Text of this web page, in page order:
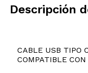
Descripción
CABLE USB TIPO
COMPATIBLE CON